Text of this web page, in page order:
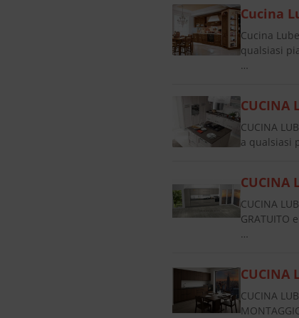
Cucina
Cucina
qualsiasi
…
CUCINA
CUCINA
a qualsiasi
CUCINA
CUCINA
GRATUITO
…
CUCINA
CUCINA